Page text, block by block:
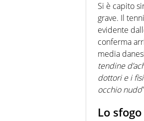
Si è capito
grave. Il
evidente
conferma
media
tendine
dottori e i
occhio nudo
Lo